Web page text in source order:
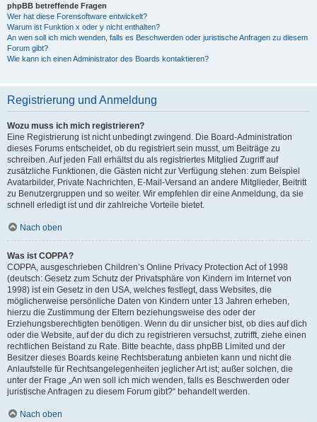
phpBB betreffende Fragen
Wer hat diese Forensoftware entwickelt?
Warum ist Funktion x oder y nicht enthalten?
An wen soll ich mich wenden, falls es Beschwerden oder juristische Anfragen zu diesem
Forum gibt?
Wie kann ich einen Administrator des Boards kontaktieren?
Registrierung und Anmeldung
Wozu muss ich mich registrieren?
Eine Registrierung ist nicht unbedingt zwingend. Die Board-Administration
dieses Forums entscheidet, ob du registriert sein musst, um Beiträge zu
schreiben. Auf jeden Fall erhältst du als registriertes Mitglied Zugriff auf
zusätzliche Funktionen, die Gästen nicht zur Verfügung stehen: zum Beispiel
Avatarbilder, Private Nachrichten, E-Mail-Versand an andere Mitglieder, Beitritt
zu Benutzergruppen und so weiter. Wir empfehlen dir eine Anmeldung, da sie
schnell erledigt ist und dir zahlreiche Vorteile bietet.
Nach oben
Was ist COPPA?
COPPA, ausgeschrieben Children’s Online Privacy Protection Act of 1998
(deutsch: Gesetz zum Schutz der Privatsphäre von Kindern im Internet von
1998) ist ein Gesetz in den USA, welches festlegt, dass Websites, die
möglicherweise persönliche Daten von Kindern unter 13 Jahren erheben,
hierzu die Zustimmung der Eltern beziehungsweise des oder der
Erziehungsberechtigten benötigen. Wenn du dir unsicher bist, ob dies auf dich
oder die Website, auf der du dich zu registrieren versuchst, zutrifft, ziehe einen
rechtlichen Beistand zu Rate. Bitte beachte, dass phpBB Limited und der
Besitzer dieses Boards keine Rechtsberatung anbieten kann und nicht die
Anlaufstelle für Rechtsangelegenheiten jeglicher Art ist; außer solchen, die
unter der Frage „An wen soll ich mich wenden, falls es Beschwerden oder
juristische Anfragen zu diesem Forum gibt?“ behandelt werden.
Nach oben